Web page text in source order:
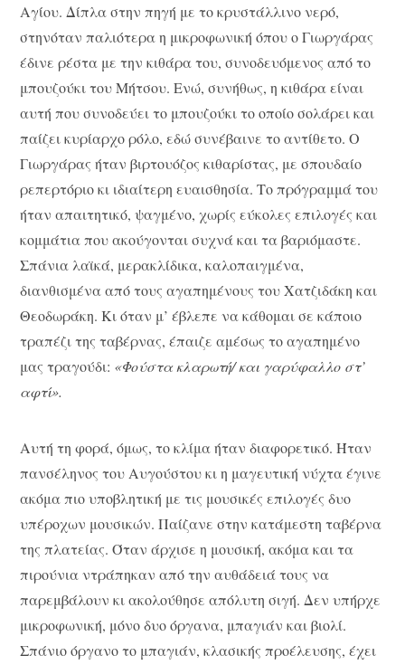
Αγίου. Δίπλα στην πηγή με το κρυστάλλινο νερό,
στηνόταν παλιότερα η μικροφωνική όπου ο Γιωργάρας
έδινε ρέστα με την κιθάρα του, συνοδευόμενος από το
μπουζούκι του Μήτσου. Ενώ, συνήθως, η κιθάρα είναι
αυτή που συνοδεύει το μπουζούκι το οποίο σολάρει και
παίζει κυρίαρχο ρόλο, εδώ συνέβαινε το αντίθετο. Ο
Γιωργάρας ήταν βιρτουόζος κιθαρίστας, με σπουδαίο
ρεπερτόριο κι ιδιαίτερη ευαισθησία. Το πρόγραμμά του
ήταν απαιτητικό, ψαγμένο, χωρίς εύκολες επιλογές και
κομμάτια που ακούγονται συχνά και τα βαριόμαστε.
Σπάνια λαϊκά, μερακλίδικα, καλοπαιγμένα,
διανθισμένα από τους αγαπημένους του Χατζιδάκη και
Θεοδωράκη. Κι όταν μ’ έβλεπε να κάθομαι σε κάποιο
τραπέζι της ταβέρνας, έπαιζε αμέσως το αγαπημένο
μας τραγούδι: «Φούστα κλαρωτή/ και γαρύφαλλο στ’
αφτί».
Αυτή τη φορά, όμως, το κλίμα ήταν διαφορετικό. Ήταν
πανσέληνος του Αυγούστου κι η μαγευτική νύχτα έγινε
ακόμα πιο υποβλητική με τις μουσικές επιλογές δυο
υπέροχων μουσικών. Παίζανε στην κατάμεστη ταβέρνα
της πλατείας. Όταν άρχισε η μουσική, ακόμα και τα
πιρούνια ντράπηκαν από την αυθάδειά τους να
παρεμβάλουν κι ακολούθησε απόλυτη σιγή. Δεν υπήρχε
μικροφωνική, μόνο δυο όργανα, μπαγιάν και βιολί.
Σπάνιο όργανο το μπαγιάν, κλασικής προέλευσης, έχει